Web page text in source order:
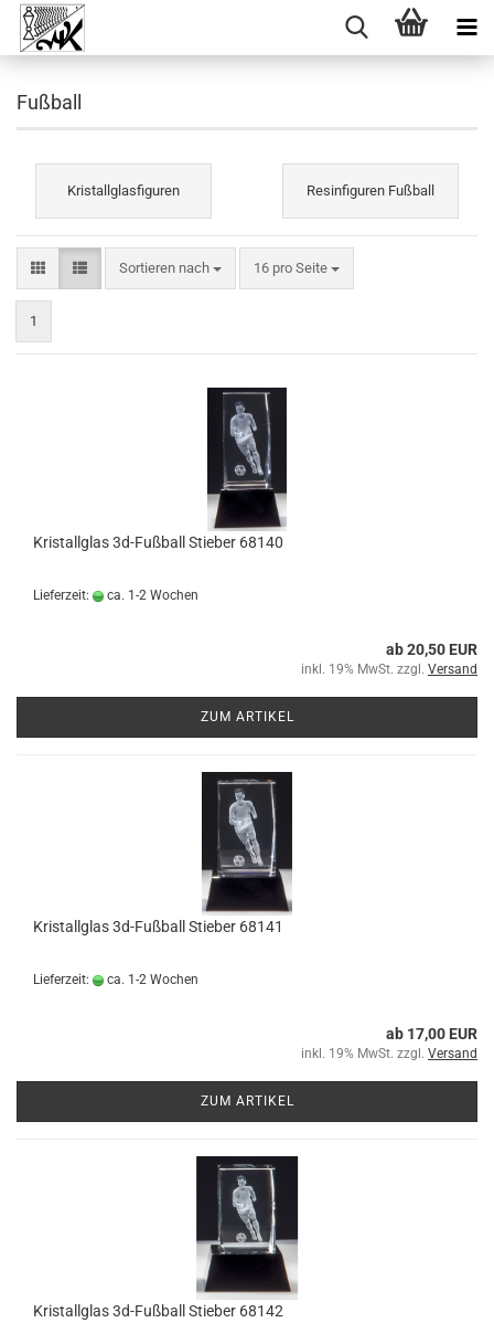
Fußball
Kristallglasfiguren Resinfiguren Fußball
Sortieren nach
Sortieren nach 16 pro Seite
pro Seite
1
Kristallglas 3d-Fußball Stieber 68140
Lieferzeit: ca. 1-2 Wochen
ab 20,50 EUR
inkl. 19% MwSt. zzgl. Versand
ZUM ARTIKEL
Kristallglas 3d-Fußball Stieber 68141
Lieferzeit: ca. 1-2 Wochen
ab 17,00 EUR
inkl. 19% MwSt. zzgl. Versand
ZUM ARTIKEL
Kristallglas 3d-Fußball Stieber 68142